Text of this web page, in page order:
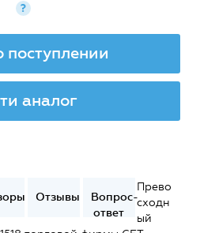
?
поступлении
аналог
Отзывы
Вопрос-
ответ
Прево
сходн
ый